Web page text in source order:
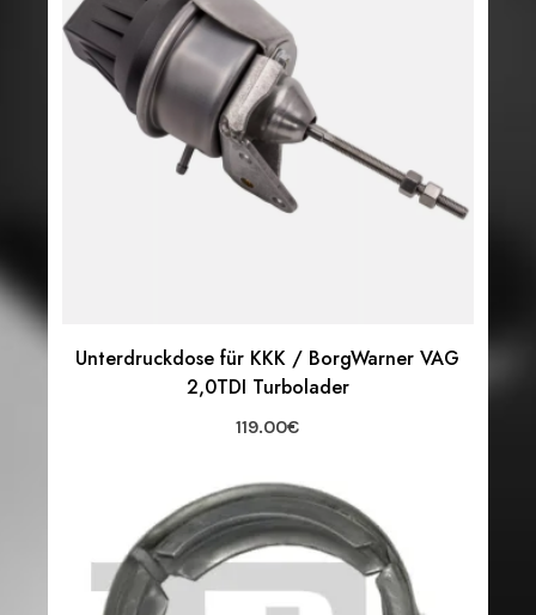
Unterdruckdose für KKK / BorgWarner VAG
2,0TDI Turbolader
119.00€